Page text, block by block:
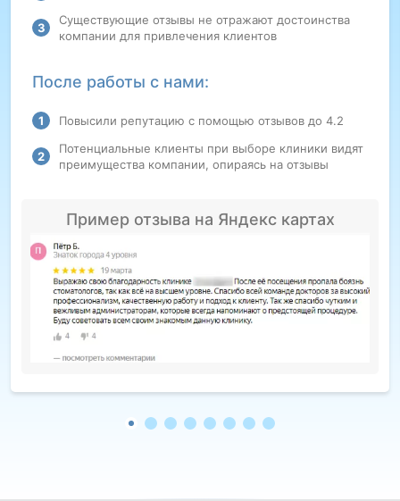
Существующие отзывы не отражают достоинства
компании для привлечения клиентов
После работы с нами:
Повысили репутацию с помощью отзывов до 4.2
Потенциальные клиенты при выборе клиники видят
преимущества компании, опираясь на отзывы
Пример отзыва на Яндекс картах